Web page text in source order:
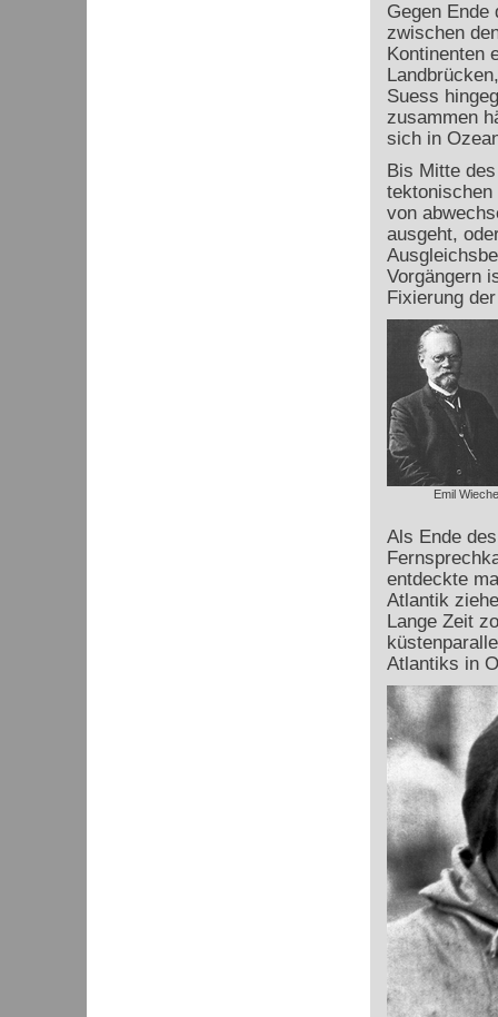
Gegen Ende
zwischen
Kontinenten
Suess
zusammen
sich in
Bis Mitte
tektonischen
von
ausgeht,
Vorgängern
Fixierung
Emil
Als Ende
entdeckte
Atlantik
Lange Zeit
Atlantiks in